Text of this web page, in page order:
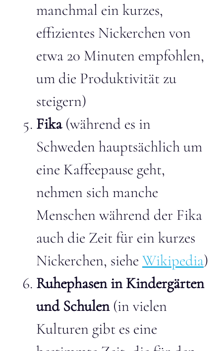
manchmal ein kurzes,
effizientes Nickerchen von
etwa 20 Minuten empfohlen,
um die Produktivität zu
steigern)
Fika(während es in
Schweden hauptsächlich um
eine Kaffeepause geht,
nehmen sich manche
Menschen während der Fika
auch die Zeit für ein kurzes
Nickerchen, siehe Wikipedia)
Ruhephasen in Kindergärten
und Schulen(in vielen
Kulturen gibt es eine